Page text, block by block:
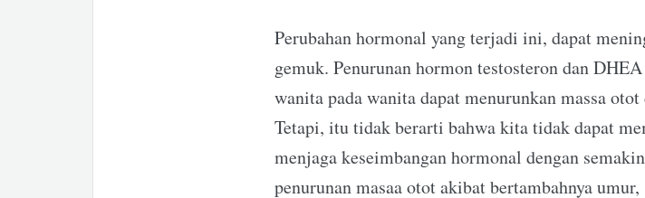
Perubahan hormonal yang terjadi ini, dapat
gemuk. Penurunan hormon testosteron dan
wanita pada wanita dapat menurunkan massa
Tetapi, itu tidak berarti bahwa kita tidak dapat
menjaga keseimbangan hormonal dengan
penurunan masaa otot akibat bertambahnya